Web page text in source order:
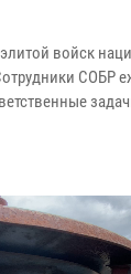
войск
СОБР